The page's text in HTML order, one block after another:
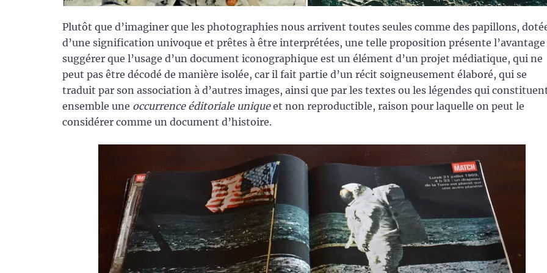
Plutôt que d’imaginer que les photographies nous arrivent toutes seules comme des papillons,
d’une signification univoque et prêtes à être interprétées, une telle proposition présente l’avantage
suggérer que l’usage d’un document iconographique est un élément d’un projet médiatique, qui ne
peut pas être décodé de manière isolée, car il fait partie d’un récit soigneusement élaboré, qui se
traduit par son association à d’autres images, ainsi que par les textes ou les légendes qui
ensemble une occurrence éditoriale uniqueet non reproductible, raison pour laquelle on peut le
considérer comme un document d’histoire.